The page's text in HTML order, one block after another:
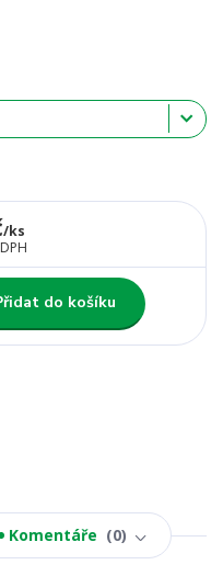
/ks
do košíku
Komentáře 0